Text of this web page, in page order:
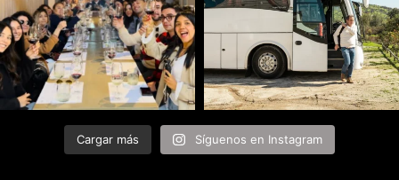
Cargar más Síguenos en Instagram